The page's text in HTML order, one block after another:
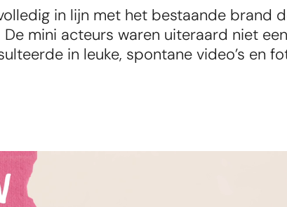
in lijn met het bestaande brand
mini acteurs waren uiteraard niet
in leuke, spontane video’s en